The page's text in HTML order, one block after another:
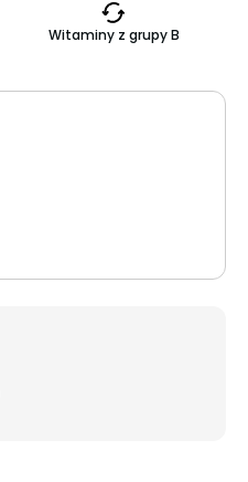
Witaminy z grupy B